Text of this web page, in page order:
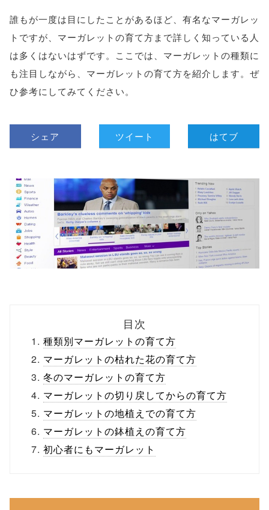
誰もが一度は目にしたことがあるほど、有名なマーガレッ
トですが、マーガレットの育て方まで詳しく知っている人
は多くはないはずです。ここでは、マーガレットの種類に
も注目しながら、マーガレットの育て方を紹介します。ぜ
ひ参考にしてみてください。
シェア ツイート はてブ
目次
種類別マーガレットの育て方
マーガレットの枯れた花の育て方
冬のマーガレットの育て方
マーガレットの切り戻してからの育て方
マーガレットの地植えでの育て方
マーガレットの鉢植えの育て方
初心者にもマーガレット